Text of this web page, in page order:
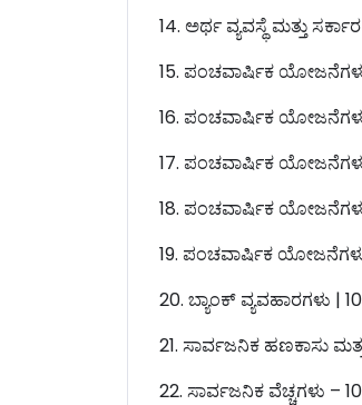
14. ಅರ್ಥ ವ್ಯವಸ್ಥೆ ಮತ್ತು
15. ಪಂಚವಾರ್ಷಿಕ
16. ಪಂಚವಾರ್ಷಿಕ
17. ಪಂಚವಾರ್ಷಿಕ
18. ಪಂಚವಾರ್ಷಿಕ
19. ಪಂಚವಾರ್ಷಿಕ ಯೋಜನೆಗಳು
20. ಬ್ಯಾಂಕ್ ವ್ಯವಹಾರಗಳು |
21. ಸಾರ್ವಜನಿಕ ಹಣಕಾಸು
22. ಸಾರ್ವಜನಿಕ ವೆಚ್ಚಗಳು –